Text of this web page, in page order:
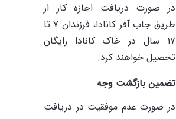
در صورت دریافت اجازه کار از
طریق جاب آفر کانادا، فرزندان ۷ تا
۱۷ سال در خاک کانادا رایگان
تحصیل خواهند کرد.
تضمین بازگشت وجه
در صورت عدم موفقیت در دریافت